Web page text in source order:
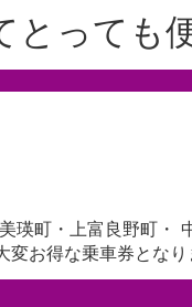
とっても
瑛町・上富良野町・
変お得な乗車券とな